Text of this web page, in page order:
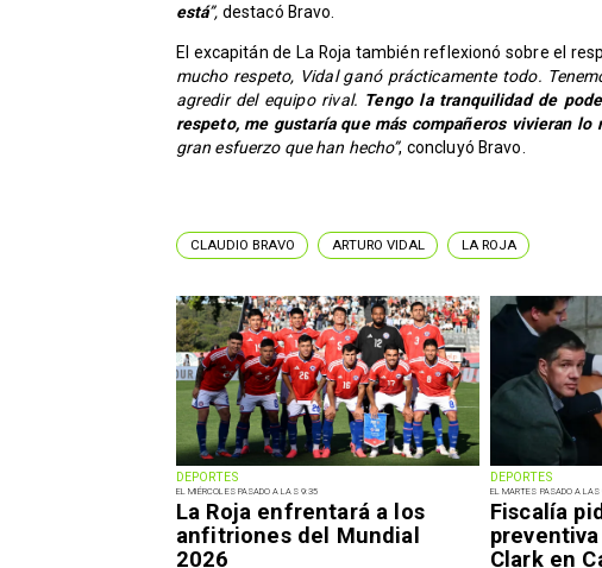
DEPORTES
EL MIÉRCOLES PASADO A LAS 9:35
La Roja enfrentará a los
anfitriones del Mundial
2026
DEPORTES
EL MARTES PASADO A
Fiscalía
preventiva
Clark en
está”, destacó Bravo.
El excapitán de La Roja también reflexionó sobre el
mucho respeto, Vidal ganó prácticamente todo.
agredir del equipo rival. Tengo la tranquilidad de
respeto, me gustaría que más compañeros vivieran lo
gran esfuerzo que han hecho”, concluyó Bravo.
CLAUDIO BRAVO ARTURO VIDAL LA ROJA